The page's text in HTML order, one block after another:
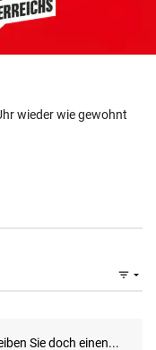
wieder wie gewohnt